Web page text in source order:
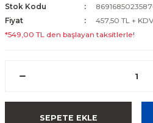
Stok Kodu
Fiyat
457,50 TL + KDV
*549,00 TL den başlayan taksitlerle!
SEPETE EKLE